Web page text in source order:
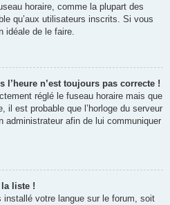
horaire, comme la plupart des
qu’aux utilisateurs inscrits. Si vous
idéale de le faire.
l’heure n’est toujours pas correcte !
réglé le fuseau horaire mais que
il est probable que l’horloge du serveur
administrateur afin de lui communiquer
la liste !
installé votre langue sur le forum, soit